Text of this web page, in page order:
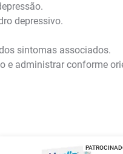
depressivo.
sintomas associados.
e administrar conforme